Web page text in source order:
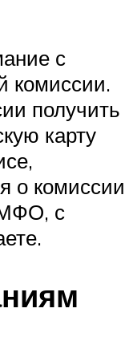
с
комиссии.
получить
карту
о комиссии
МФО, с